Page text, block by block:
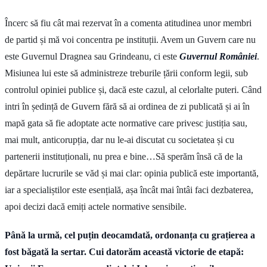
Încerc să fiu cât mai rezervat în a comenta atitudinea unor membri
de partid și mă voi concentra pe instituții. Avem un Guvern care nu
este Guvernul Dragnea sau Grindeanu, ci este Guvernul României.
Misiunea lui este să administreze treburile țării conform legii, sub
controlul opiniei publice și, dacă este cazul, al celorlalte puteri. Când
intri în ședință de Guvern fără să ai ordinea de zi publicată și ai în
mapă gata să fie adoptate acte normative care privesc justiția sau,
mai mult, anticorupția, dar nu le-ai discutat cu societatea și cu
partenerii instituționali, nu prea e bine…Să sperăm însă că de la
depărtare lucrurile se văd și mai clar: opinia publică este importantă,
iar a specialiștilor este esențială, așa încât mai întâi faci dezbaterea,
apoi decizi dacă emiți actele normative sensibile.
Până la urmă, cel puțin deocamdată, ordonanța cu grațierea a
fost băgată la sertar. Cui datorăm această victorie de etapă: